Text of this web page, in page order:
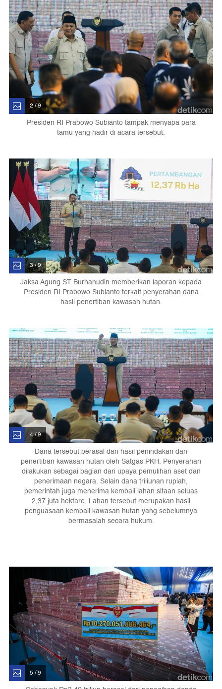
2 / 9
Presiden RI Prabowo Subianto tampak menyapa para
tamu yang hadir di acara tersebut.
3 / 9
Jaksa Agung ST Burhanudin memberikan laporan kepada
Presiden RI Prabowo Subianto terkait penyerahan dana
hasil penertiban kawasan hutan.
4 / 9
Dana tersebut berasal dari hasil penindakan dan
penertiban kawasan hutan oleh Satgas PKH. Penyerahan
dilakukan sebagai bagian dari upaya pemulihan aset dan
penerimaan negara. Selain dana triliunan rupiah,
pemerintah juga menerima kembali lahan sitaan seluas
2,37 juta hektare. Lahan tersebut merupakan hasil
penguasaan kembali kawasan hutan yang sebelumnya
bermasalah secara hukum.
5 / 9